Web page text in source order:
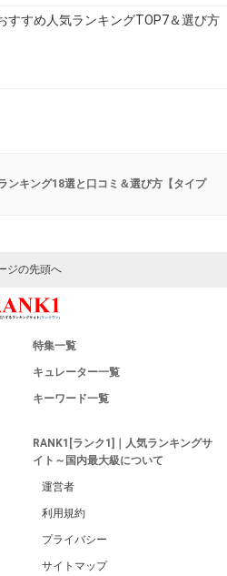
すすめ人気ランキングTOP7＆選び方
ンキング18選と口コミ＆選び方【タイプ
ジの先頭へ
特集一覧
キュレーター一覧
キーワード一覧
RANK1[ランク1]｜人気ランキングサ
イト～国内最大級について
運営者
利用規約
プライバシー
サイトマップ